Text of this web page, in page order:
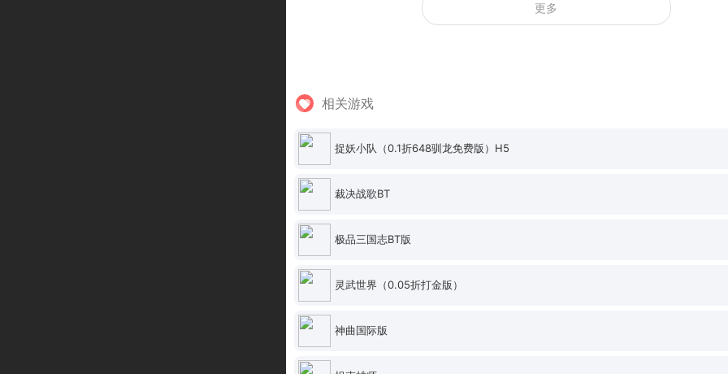
更多
相关游戏
捉妖小队（0.1折648驯龙免费版）H5
裁决战歌BT
极品三国志BT版
灵武世界（0.05折打金版）
神曲国际版